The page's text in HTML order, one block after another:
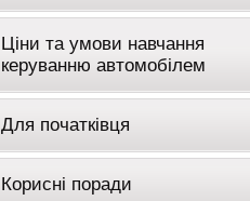
Ціни та умови навчання
керуванню автомобілем
Для початківця
Корисні поради